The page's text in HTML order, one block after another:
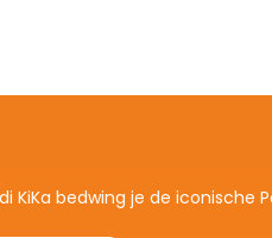
KiKa bedwing je de iconische